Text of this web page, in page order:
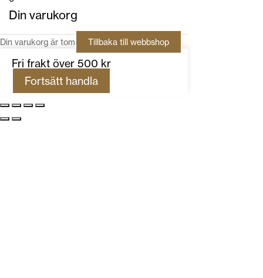
Din varukorg
Din varukorg är tom Tillbaka till webbshop
Fri frakt över 500 kr
Fortsätt handla